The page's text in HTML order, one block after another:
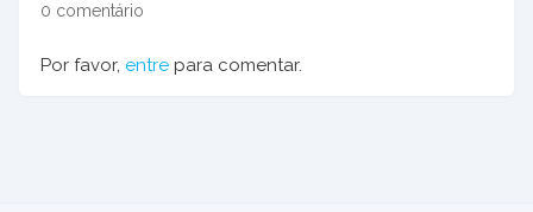
0 comentário
Por favor, entre para comentar.